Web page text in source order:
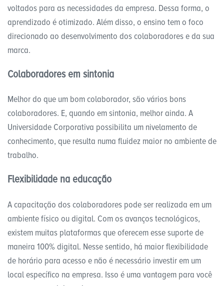
voltados para as necessidades da empresa. Dessa forma, o
aprendizado é otimizado. Além disso, o ensino tem o foco
direcionado ao desenvolvimento dos colaboradores e da sua
marca.
Colaboradores em sintonia
Melhor do que um bom colaborador, são vários bons
colaboradores. E, quando em sintonia, melhor ainda. A
Universidade Corporativa possibilita um nivelamento de
conhecimento, que resulta numa fluidez maior no ambiente de
trabalho.
Flexibilidade na educação
A capacitação dos colaboradores pode ser realizada em um
ambiente físico ou digital. Com os avanços tecnológicos,
existem muitas plataformas que oferecem esse suporte de
maneira 100% digital. Nesse sentido, há maior flexibilidade
de horário para acesso e não é necessário investir em um
local específico na empresa. Isso é uma vantagem para você